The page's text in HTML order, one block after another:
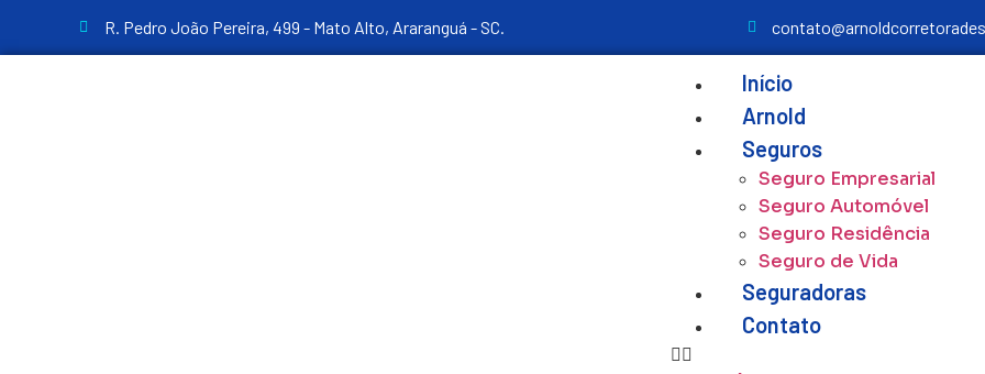
R. Pedro João Pereira, 499 - Mato Alto, Araranguá - SC.
Início
Arnold
Seguros
Seguro Empresarial
Seguro Automóvel
Seguro Residência
Seguro de Vida
Seguradoras
Contato